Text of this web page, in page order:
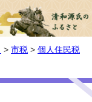
> 市税 > 個人住民税